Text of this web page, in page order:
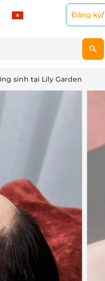
Đăng ký/
sinh tại Lily Garden